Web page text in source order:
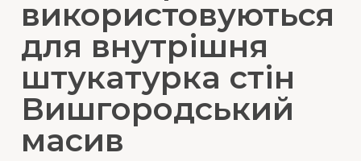
використовуються
для внутрішня
штукатурка стін
Вишгородський
масив